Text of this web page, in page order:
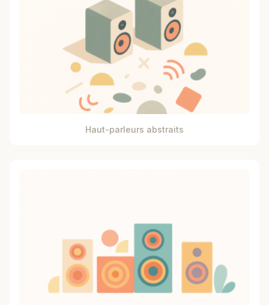
Haut-parleurs abstraits